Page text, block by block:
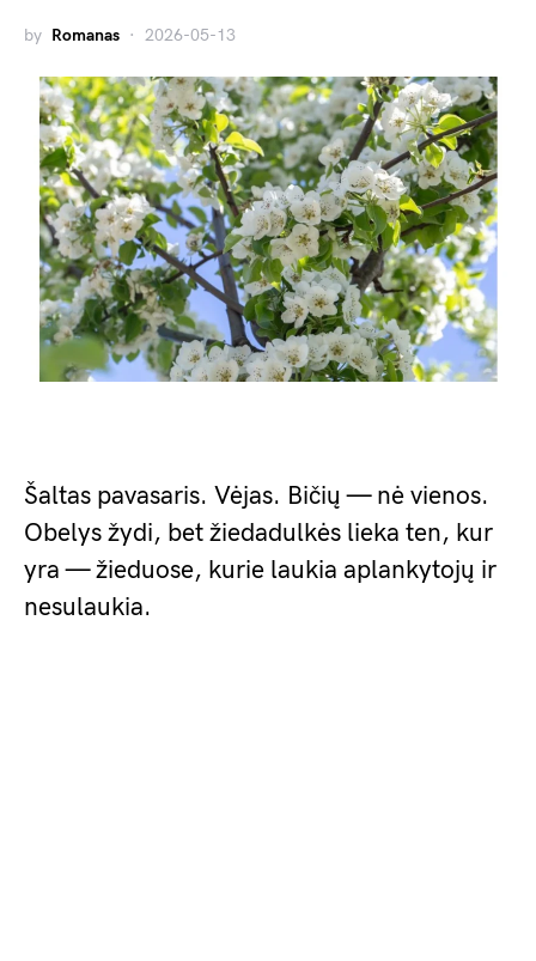
by Romanas 2026-05-13
Šaltas pavasaris. Vėjas. Bičių — nė vienos.
Obelys žydi, bet žiedadulkės lieka ten, kur
yra — žieduose, kurie laukia aplankytojų ir
nesulaukia.